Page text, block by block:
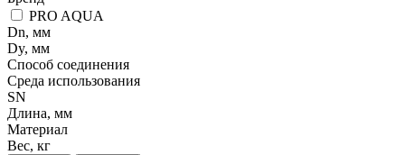
PRO AQUA
Dn, мм
Dy, мм
Способ соединения
Среда использования
SN
Длина, мм
Материал
Вес, кг